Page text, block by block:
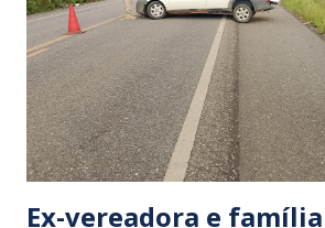
Ex-vereadora e